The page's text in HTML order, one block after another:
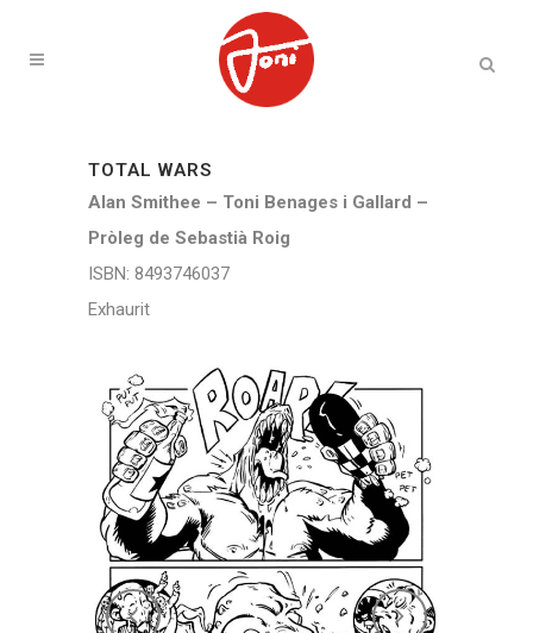
TOTAL WARS
Alan Smithee – Toni Benages i Gallard –
Pròleg de Sebastià Roig
ISBN: 8493746037
Exhaurit